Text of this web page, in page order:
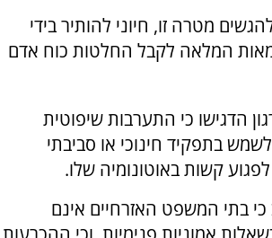
מטרה זו, חיוני להותיר בידי
המלאה לקבל החלטות כוח אדם
הדגישו כי התערבות שיפוטית
בתפקיד חינוכי או סביבתי
קשות באוטונומיה שלו.
בתי המשפט האזרחיים אינם